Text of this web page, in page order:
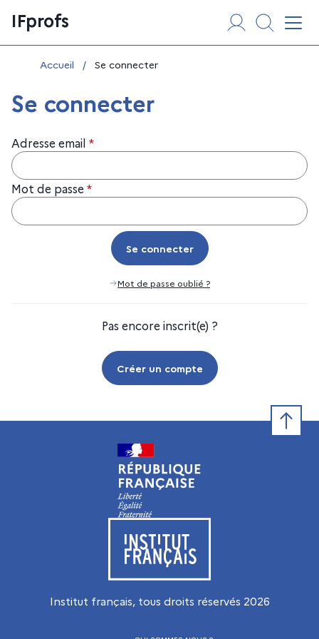
au
contenu
IFprofs
Vous êtes ici :
Accueil / Se connecter
Se connecter
Adresse email *
Mot de passe *
Se connecter
Se connecter
Mot de passe oublié ?
Pas encore inscrit(e) ?
Créer un compte
Visiter le site de l’Institut français
Institut français, tous droits réservés 2026